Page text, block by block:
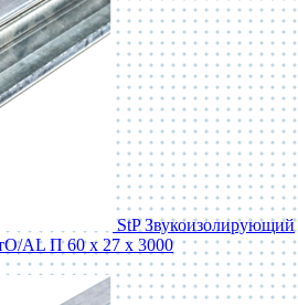
StP Звукоизолирующий
AL П 60 x 27 x 3000